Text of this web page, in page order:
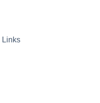
Links